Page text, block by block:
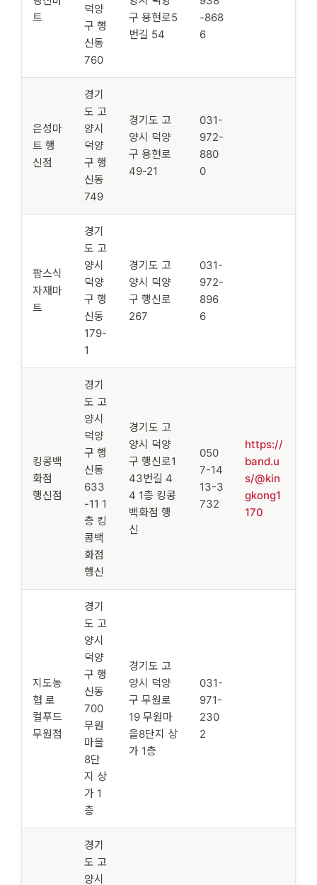
트
덕양
구 행
신동
760
구 용현로5
번길 54
-868
6
은성마
트 행
신점
경기
도 고
양시
덕양
구 행
신동
749
경기도 고
양시 덕양
구 용현로
49-21
031-
972-
880
0
팜스식
자재마
트
경기
도 고
양시
덕양
구 행
신동
179-
1
경기도 고
양시 덕양
구 행신로
267
031-
972-
896
6
킹콩백
화점
행신점
경기
도 고
양시
덕양
구 행
신동
633
-11 1
층 킹
콩백
화점
행신
경기도 고
양시 덕양
구 행신로1
43번길 4
4 1층 킹콩
백화점 행
신
050
7-14
13-3
732
https://
band.u
s/@kin
gkong1
170
지도농
협 로
컬푸드
무원점
경기
도 고
양시
덕양
구 행
신동
700
무원
마을
8단
지 상
가 1
층
경기도 고
양시 덕양
구 무원로
19 무원마
을8단지 상
가 1층
031-
971-
230
2
경기
도 고
양시